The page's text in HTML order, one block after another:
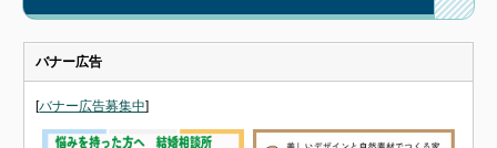
バナー広告
[バナー広告募集中]